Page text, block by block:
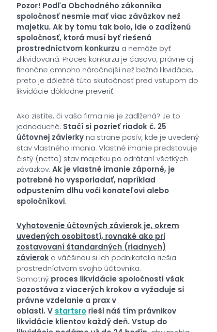
Pozor! Podľa Obchodného zákonníka
spoločnosť nesmie mať viac záväzkov než
majetku. Ak by tomu tak bolo, ide o zadĺženú
spoločnosť, ktorá musí byť riešená
prostredníctvom konkurzu a nemôže byť
zlikvidovaná. Proces konkurzu je časovo, právne aj
finančne omnoho náročnejší než bežná likvidácia,
preto je dôležité túto skutočnosť pred vstupom do
likvidácie dôkladne preveriť.
Ako zistíte, či vaša firma nie je zadlžená? Je to
jednoduché. Stačí si pozrieť riadok č. 25
účtovnej závierkyna strane pasív, kde je uvedený
stav vlastného imania. Vlastné imanie predstavuje
čistý (netto) stav majetku po odrátaní všetkých
záväzkov. Ak je vlastné imanie záporné, je
potrebné ho vysporiadať, napríklad
odpustením dlhu voči konateľovi alebo
spoločníkovi.
Vyhotovenie účtovných závierok je, okrem
uvedených osobitostí, rovnaké ako pri
zostavovaní štandardných (riadnych)
závieroka väčšinou si ich podnikatelia riešia
prostredníctvom svojho účtovníka.
Samotný proces likvidácie spoločnosti však
pozostáva z viacerých krokov a vyžaduje si
právne vzdelanie a prax v
oblasti. V startsrorieši náš tím právnikov
likvidácie klientov každý deň. Vstup do